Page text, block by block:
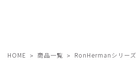
HOME 商品一覧 RonHermanシリーズ